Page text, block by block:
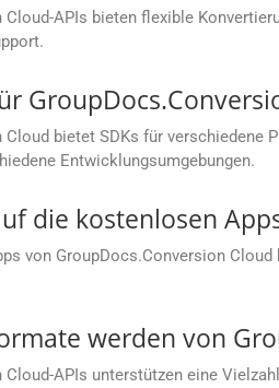
Cloud-APIs bieten flexible
bietet SDKs für verschiedene
Entwicklungsumgebungen.
die kostenlosen
von GroupDocs.Conversion
werden von
APIs unterstützen eine